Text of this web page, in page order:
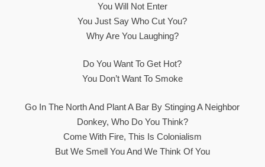
You Will Not Enter
You Just Say Who Cut You?
Why Are You Laughing?
Do You Want To Get Hot?
You Don’t Want To Smoke
Go In The North And Plant A Bar By Stinging A Neighbor
Donkey, Who Do You Think?
Come With Fire, This Is Colonialism
But We Smell You And We Think Of You